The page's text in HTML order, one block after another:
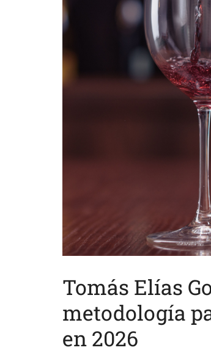
Tomás Elías
metodología
en 2026